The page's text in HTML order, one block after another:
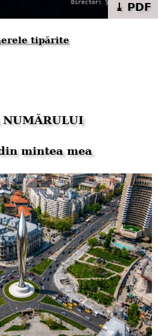
⤓ PDF
tipărite
NUMĂRULUI
mintea mea